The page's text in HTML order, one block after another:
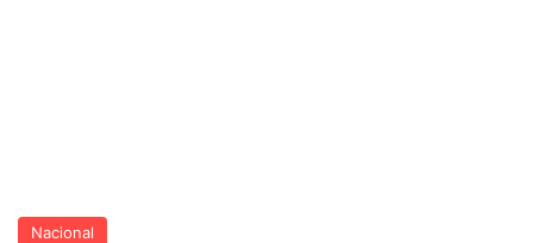
Nacional